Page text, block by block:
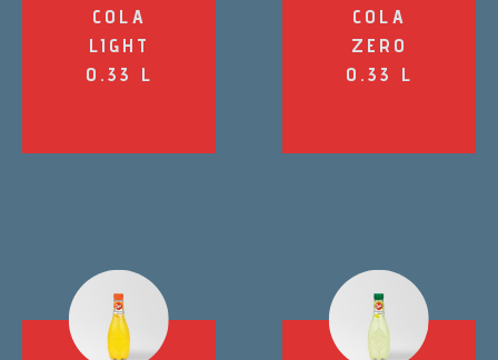
COLA
LIGHT
0.33 L
COLA
ZERO
0.33 L